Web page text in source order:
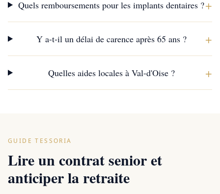
Quels remboursements pour les implants dentaires ?+
Y a-t-il un délai de carence après 65 ans ? +
Quelles aides locales à Val-d'Oise ? +
GUIDE TESSORIA
Lire un contrat senior et
anticiper la retraite